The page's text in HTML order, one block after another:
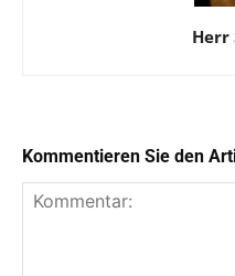
Herr
Kommentieren Sie den